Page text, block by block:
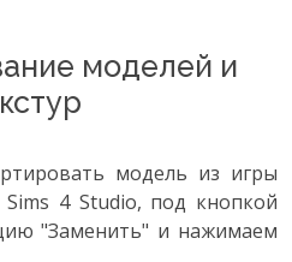
моделей и
модель из игры
4 Studio, под кнопкой
"Заменить" и нажимаем